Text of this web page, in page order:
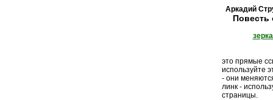
Аркадий
Повесть
это прямые
используйте
- они
линк -
страницы.